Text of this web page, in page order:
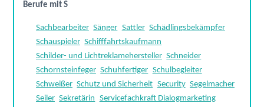
Berufe mit S
Sachbearbeiter Sänger Sattler Schädlingsbekämpfer
Schauspieler Schifffahrtskaufmann
Schilder- und Lichtreklamehersteller Schneider
Schornsteinfeger Schuhfertiger Schulbegleiter
Schweißer Schutz und Sicherheit Security Segelmacher
Seiler Sekretärin Servicefachkraft Dialogmarketing